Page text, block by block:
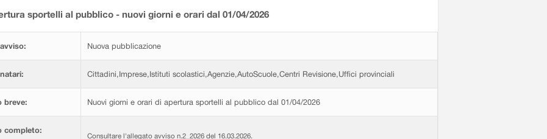
sportelli al pubblico - nuovi giorni e orari dal 01/04/2026
Nuova pubblicazione
Cittadini,Imprese,Istituti scolastici,Agenzie,AutoScuole,Centri Revisione,Uffici provinciali
breve: Nuovi giorni e orari di apertura sportelli al pubblico dal 01/04/2026
completo:
Consultare l'allegato avviso n.2_2026 del 16.03.2026.